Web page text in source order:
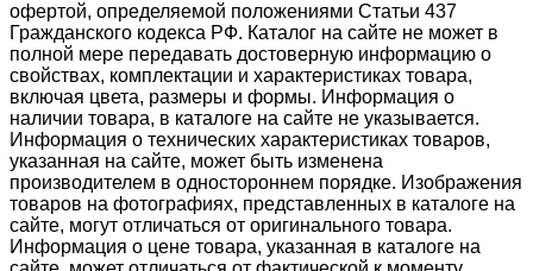
офертой, определяемой положениями Статьи 437
Гражданского кодекса РФ. Каталог на сайте не может в
полной мере передавать достоверную информацию о
свойствах, комплектации и характеристиках товара,
включая цвета, размеры и формы. Информация о
наличии товара, в каталоге на сайте не указывается.
Информация о технических характеристиках товаров,
указанная на сайте, может быть изменена
производителем в одностороннем порядке. Изображения
товаров на фотографиях, представленных в каталоге на
сайте, могут отличаться от оригинального товара.
Информация о цене товара, указанная в каталоге на